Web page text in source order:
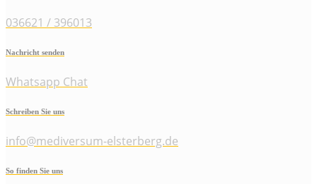
036621 / 396013
Nachricht senden
Whatsapp Chat
Schreiben Sie uns
info@mediversum-elsterberg.de
So finden Sie uns